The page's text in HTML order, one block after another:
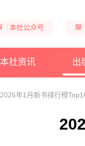
本社公众号
本社资讯 出
2026年1月新书排行榜